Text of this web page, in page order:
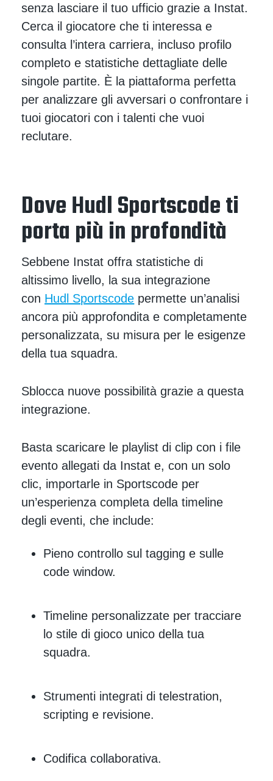
senza lasciare il tuo ufficio grazie a Instat.
Cerca il giocatore che ti interessa e
consulta l’intera carriera, incluso profilo
completo e statistiche dettagliate delle
singole partite. È la piattaforma perfetta
per analizzare gli avversari o confrontare i
tuoi giocatori con i talenti che vuoi
reclutare.
Dove Hudl Sportscode ti
porta più in profondità
Sebbene Instat offra statistiche di
altissimo livello, la sua integrazione
con Hudl Sportscode permette un’analisi
ancora più approfondita e completamente
personalizzata, su misura per le esigenze
della tua squadra.
Sblocca nuove possibilità grazie a questa
integrazione.
Basta scaricare le playlist di clip con i file
evento allegati da Instat e, con un solo
clic, importarle in Sportscode per
un’esperienza completa della timeline
degli eventi, che include:
Pieno controllo sul tagging e sulle
code window.
Timeline personalizzate per tracciare
lo stile di gioco unico della tua
squadra.
Strumenti integrati di telestration,
scripting e revisione.
Codifica collaborativa.